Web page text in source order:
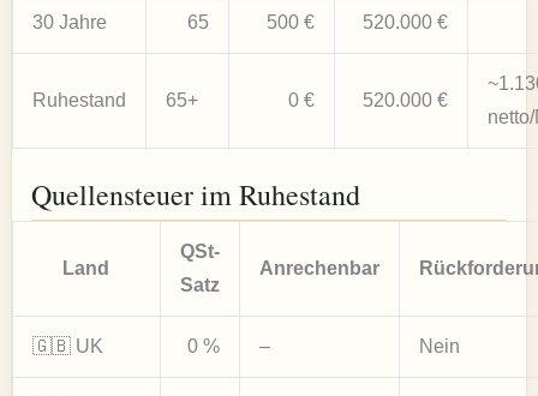
30 Jahre 65 500 € 520.000 €
Ruhestand 65+ 0 € 520.000 €
netto/
Quellensteuer im Ruhestand
Land
QSt-
Satz
Anrechenbar
🇬🇧 UK 0 % – Nein